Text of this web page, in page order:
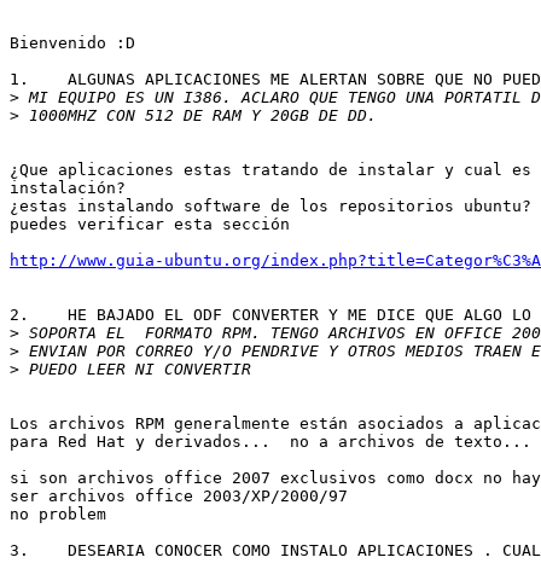
Bienvenido :D
1.    ALGUNAS APLICACIONES ME ALERTAN SOBRE QUE NO
>
>
¿Que aplicaciones estas tratando de instalar y cual es
instalación?
¿estas instalando software de los repositorios ubuntu?
puedes verificar esta sección
http://www.guia-ubuntu.org/
2.    HE BAJADO EL ODF CONVERTER Y ME DICE QUE ALGO LO
>
>
>
Los archivos RPM generalmente están asociados a
para Red Hat y derivados...  no a archivos de texto...
si son archivos office 2007 exclusivos como docx no
ser archivos office 2003/XP/2000/97
no problem
3.    DESEARIA CONOCER COMO INSTALO APLICACIONES .